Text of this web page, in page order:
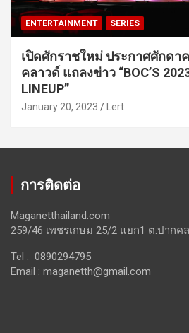
ENTERTAINMENT SERIES
เปิดศักราชใหม่ ประกาศศักด
คลาวด์ แถลงข่าว “BOC’S
LINEUP”
January 20, 2023 Lert
การติดต่อ
Maganetthailand.com
259/46 เพชรเกษม 25/2 แยก1 ต.ปากค
Tel : 0890294795
Email : maganetth@gmail.com